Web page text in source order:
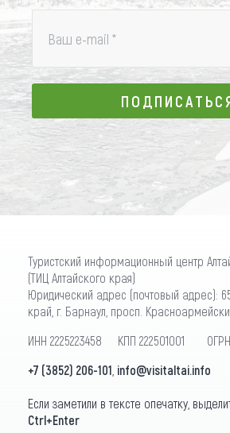
Ваш e-mail *
Туристский информационный центр
(ТИЦ Алтайского края)
Юридический адрес (почтовый адрес):
край, г. Барнаул, просп.
ИНН 2225223458 КПП 222501001 ОГРН
+7 (3852) 206-101 info@visitaltai.info
Если заметили в тексте опечатку,
Ctrl+Enter